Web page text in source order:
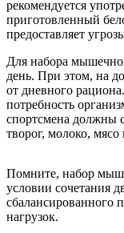
рекомендуется
приготовленный
предоставляет
Для набора
день. При этом, на
от дневного
потребность
спортсмена должны
творог, молоко,
Помните, набор
условии сочетания
сбалансированного
нагрузок.